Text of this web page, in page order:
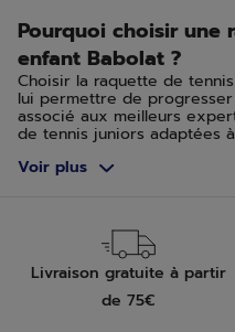
Pourquoi choisir une
enfant Babolat ?
Choisir la raquette de
lui permettre de
associé aux meilleurs
de tennis juniors adaptées
Interuniversitaire de
mesurant 90 cm et plus.
Comment choisir sa
son enfant ?
Voir plus
Livraison gratuite à partir
de 75€